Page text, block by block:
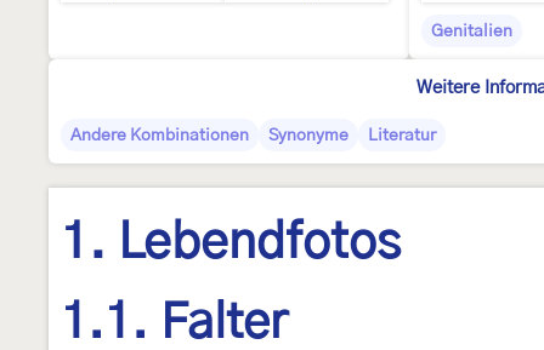
Genitalien
Weitere
Andere Kombinationen Synonyme Literatur
1. Lebendfotos
1.1. Falter